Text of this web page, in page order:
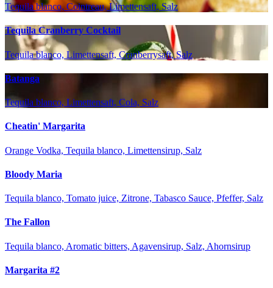
Tequila blanco, Cointreau, Limettensaft, Salz
Tequila Cranberry Cocktail
Tequila blanco, Limettensaft, Cranberrysaft, Salz
Batanga
Tequila blanco, Limettensaft, Cola, Salz
Cheatin' Margarita
Orange Vodka, Tequila blanco, Limettensirup, Salz
Bloody Maria
Tequila blanco, Tomato juice, Zitrone, Tabasco Sauce, Pfeffer, Salz
The Fallon
Tequila blanco, Aromatic bitters, Agavensirup, Salz, Ahornsirup
Margarita #2